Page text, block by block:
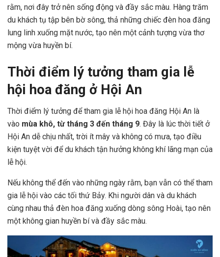
rằm, nơi đây trở nên sống động và đầy sắc màu. Hàng trăm
du khách tụ tập bên bờ sông, thả những chiếc đèn hoa đăng
lung linh xuống mặt nước, tạo nên một cảnh tượng vừa thơ
mộng vừa huyền bí.
Thời điểm lý tưởng tham gia lễ
hội hoa đăng ở Hội An
Thời điểm lý tưởng để tham gia lễ hội hoa đăng Hội An là
vào mùa khô, từ tháng 3 đến tháng 9. Đây là lúc thời tiết ở
Hội An dễ chịu nhất, trời ít mây và không có mưa, tạo điều
kiện tuyệt vời để du khách tận hưởng không khí lãng mạn của
lễ hội.
Nếu không thể đến vào những ngày rằm, bạn vẫn có thể tham
gia lễ hội vào các tối thứ Bảy. Khi người dân và du khách
cùng nhau thả đèn hoa đăng xuống dòng sông Hoài, tạo nên
một không gian huyền bí và đầy sắc màu.